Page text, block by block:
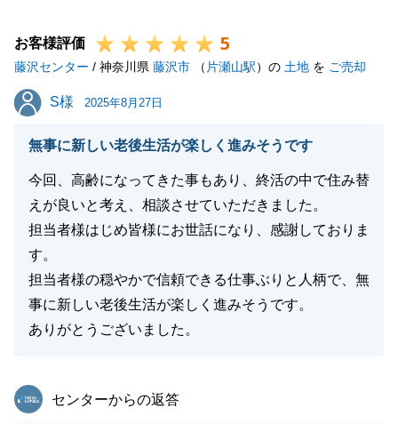
今後も不動産でお困りのことがございましたら、お気
軽にご相談いただけますと幸いです。
引き続き、よろしくお願い申し上げます。
閉じる
お客様評価 5
藤沢センター / 神奈川県 藤沢市 （ 片瀬山駅）の 土地 を ご売却
S様
S様 2025年8月27日
無事に新しい老後生活が楽しく進みそうです
今回、高齢になってきた事もあり、終活の中で住み替
えが良いと考え、相談させていただきました。
担当者様はじめ皆様にお世話になり、感謝しておりま
す。
担当者様の穏やかで信頼できる仕事ぶりと人柄で、無
事に新しい老後生活が楽しく進みそうです。
ありがとうございました。
東急リバブル
センターからの返答